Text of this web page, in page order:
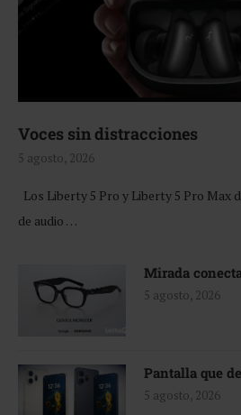
Voces sin distracciones
5 agosto, 2026
Los Liberty 5 Pro y Liberty 5 Pro Max
de audio …
Mirada
5 agosto, 2026
Pantalla que
5 agosto, 2026